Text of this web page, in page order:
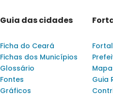
Guia das cidades
Ficha do Ceará
Fichas dos Municípios
Glossário
Fontes
Gráficos
Guia